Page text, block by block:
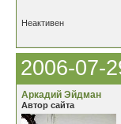
Неактивен
2006-07-
Аркадий Эйдман
Автор сайта